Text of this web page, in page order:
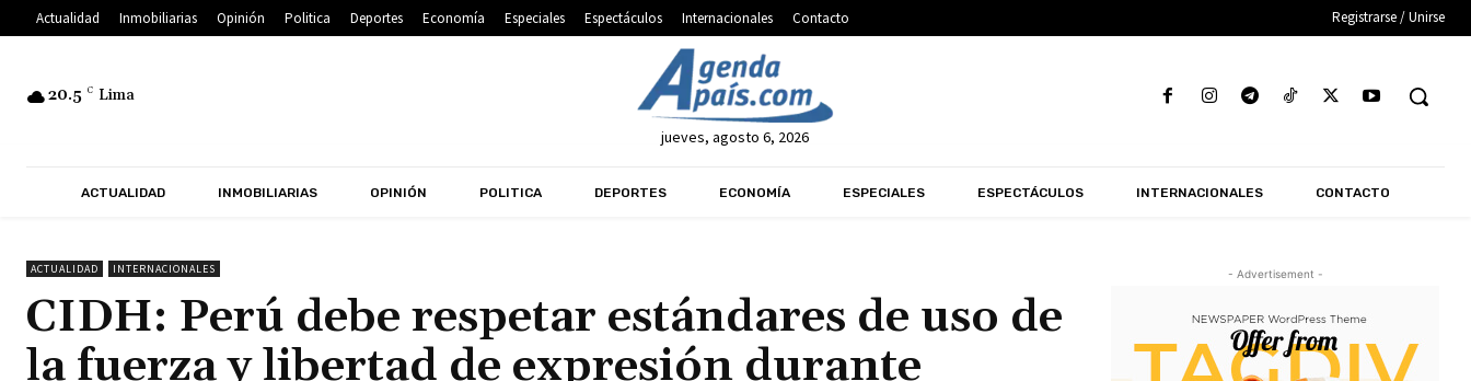
Actualidad Inmobiliarias Opinión Politica Deportes Economía Especiales Espectáculos Internacionales Contacto Registrarse / Unirse
20.5 C Lima
jueves, agosto 6, 2026
ACTUALIDAD INMOBILIARIAS OPINIÓN POLITICA DEPORTES ECONOMÍA ESPECIALES ESPECTÁCULOS INTERNACIONALES CONTACTO
ACTUALIDAD INTERNACIONALES
CIDH: Perú debe respetar estándares de uso de
la fuerza y libertad de expresión durante
- Advertisement -